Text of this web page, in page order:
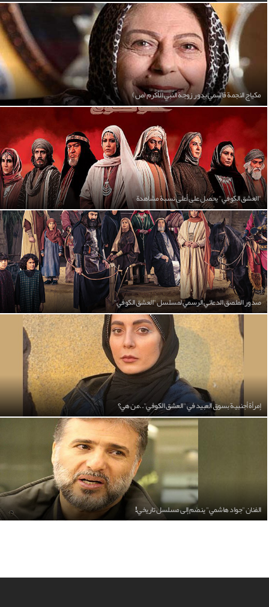
مكياج النجمة قاسمي بدور زوجة النبي الأكرم (ص)
"العشق الكوفي" يحصل على أعلى نسبة مشاهدة
صدور الملصق الدعائي الرسمي لمسلسل "العشق الكوفي"
إمرأة أجنبية بسوق العبيد في "العشق الكوفي"..من هي؟
الفنان "جواد هاشمي" ينضم إلى مسلسل تاريخي!